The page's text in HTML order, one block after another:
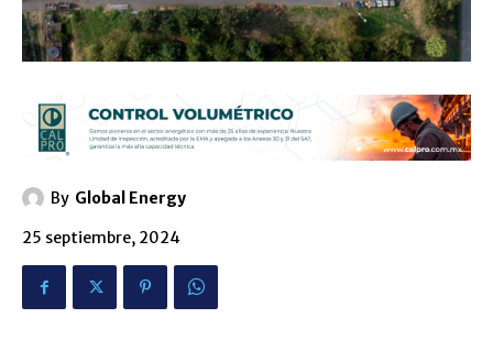
By Global Energy
25 septiembre, 2024